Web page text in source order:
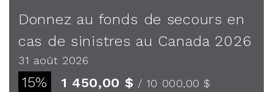
Donnez au fonds de secours en
cas de sinistres au Canada 2026
31 août 2026
15% 1 450,00 $ / 10 000,00 $